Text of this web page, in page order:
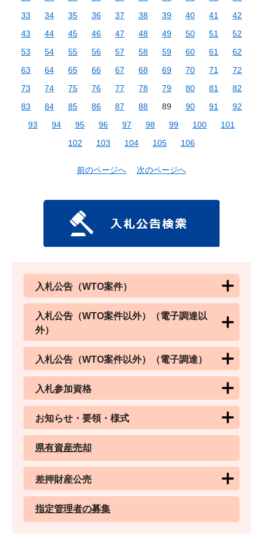
33
34 35 36 37 38 39 40 41
42
43
44 45 46 47 48 49 50 51
52
53
54 55 56 57 58 59 60 61
62
63
64 65 66 67 68 69 70 71
72
73
74 75 76 77 78 79 80 81
82
83
84 85 86 87 88 89 90 91
92
93
94 95 96 97 98 99 100
101
102
103 104 105 106
前のページへ 次のページへ
入札公告（WTO案件）
入札公告（WTO案件以外）（電子調達以
外）
入札公告（WTO案件以外）（電子調達）
入札参加資格
お知らせ・要領・様式
県有資産売却
差押財産公売
指定管理者の募集